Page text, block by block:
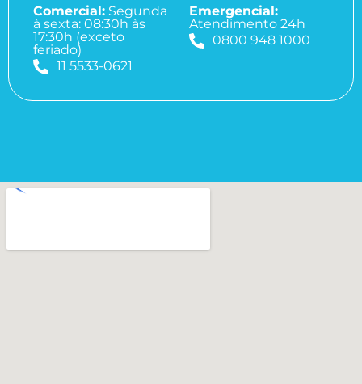
Comercial: Segunda
à sexta: 08:30h às
17:30h (exceto
feriado)
11 5533-0621
Emergencial:
Atendimento 24h
0800 948 1000